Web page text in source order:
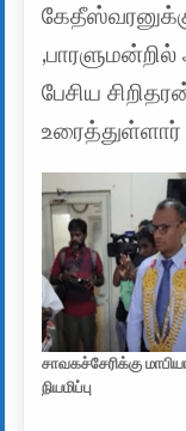
பேசிய
உரைத்துள்ளார்
சாவகச்சேரிக்கு
நியமிப்பு